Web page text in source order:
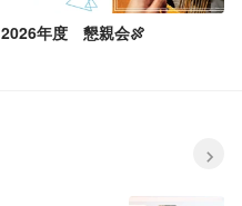
2026年度 懇親会🍖